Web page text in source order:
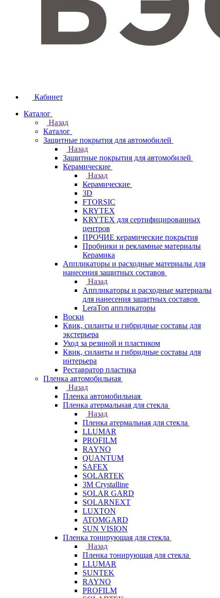
Кабинет
Каталог
Назад
Каталог
Защитные покрытия для автомобилей
Назад
Защитные покрытия для автомобилей
Керамические
Назад
Керамические
3D
FTORSIC
KRYTEX
KRYTEX для сертифицированных
центров
ПРОЧИЕ керамические покрытия
Пробники и рекламные материалы
Керамика
Аппликаторы и расходные материалы для
нанесения защитных составов
Назад
Аппликаторы и расходные материалы
для нанесения защитных составов
LeraTon аппликаторы
Воски
Квик, силанты и гибридные составы для
экстерьера
Уход за резиной и пластиком
Квик, силанты и гибридные составы для
интерьера
Реставратор пластика
Пленка автомобильная
Назад
Пленка автомобильная
Пленка атермальная для стекла
Назад
Пленка атермальная для стекла
LLUMAR
PROFILM
RAYNO
QUANTUM
SAFEX
SOLARTEK
3M Crystalline
SOLAR GARD
SOLARNEXT
LUXTON
ATOMGARD
SUN VISION
Пленка тонирующая для стекла
Назад
Пленка тонирующая для стекла
LLUMAR
SUNTEK
RAYNO
PROFILM